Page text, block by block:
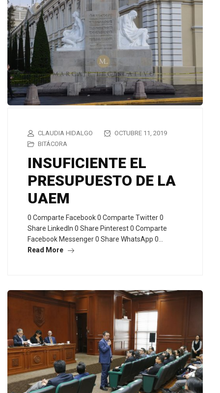
CLAUDIA HIDALGO
OCTUBRE 11, 2019
BITÁCORA
INSUFICIENTE EL
PRESUPUESTO DE LA
UAEM
0 Comparte Facebook 0 Comparte Twitter 0
Share LinkedIn 0 Share Pinterest 0 Comparte
Facebook Messenger 0 Share WhatsApp 0…
Read More